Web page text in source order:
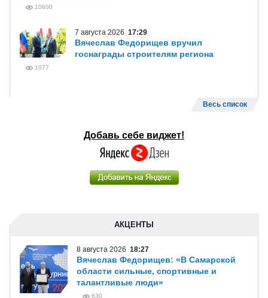
10600
7 августа 2026 17:29
Вячеслав Федорищев вручил
госнаграды строителям региона
1077
Весь список
Добавь себе виджет!
АКЦЕНТЫ
8 августа 2026 18:27
Вячеслав Федорищев: «В Самарской
области сильные, спортивные и
талантливые люди»
630